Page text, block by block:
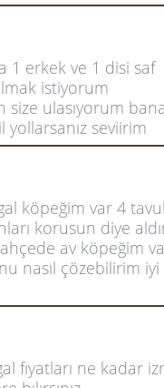
1 erkek ve 1 disi saf
istiyorum
ulasıyorum
seviirim
köpeğim var 4
korusun diye
av köpeğim
nasıl çözebilirim iyi
fıyatları ne kadar